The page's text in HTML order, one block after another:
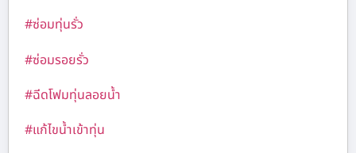
#ซ่อมทุ่นรั่ว
#ซ่อมรอยรั่ว
#ฉีดโฟมทุ่นลอยน้ำ
#แก้ไขน้ำเข้าทุ่น